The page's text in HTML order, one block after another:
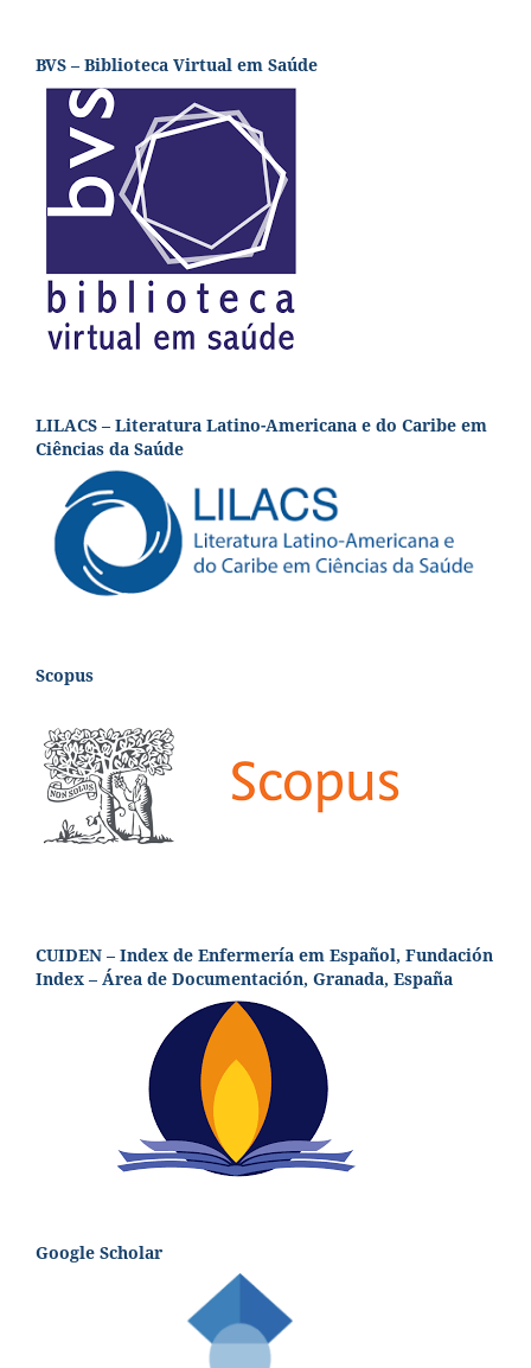
BVS – Biblioteca Virtual em Saúde
LILACS – Literatura Latino-Americana e do Caribe em
Ciências da Saúde
Scopus
CUIDEN – Index de Enfermería em Español, Fundación
Index – Área de Documentación, Granada, España
Google Scholar